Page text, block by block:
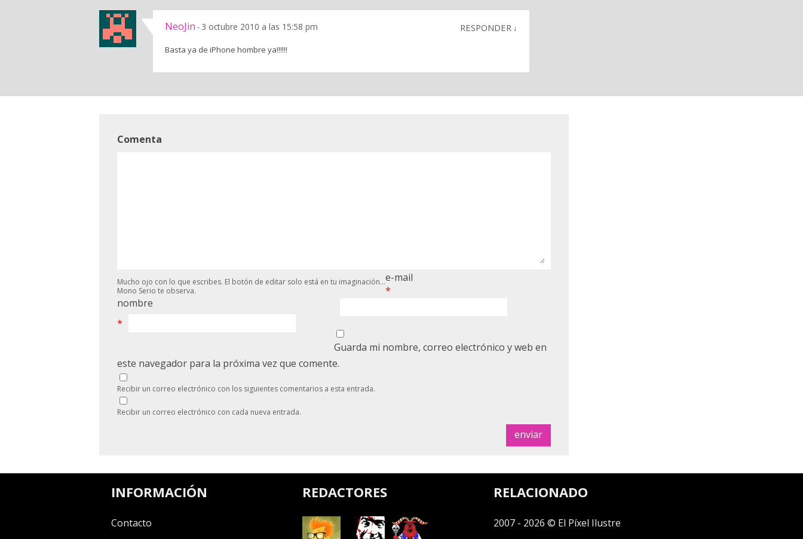
NeoJin - 3 octubre 2010 a las 15:58 pm RESPONDER ↓
Basta ya de iPhone hombre ya!!!!!!
Comenta
Mucho ojo con lo que escribes. El botón de editar solo está en tu imaginación...
Mono Serio te observa.
nombre
*
e-mail
*
Guarda mi nombre, correo electrónico y web en
este navegador para la próxima vez que comente.
Recibir un correo electrónico con los siguientes comentarios a esta entrada.
Recibir un correo electrónico con cada nueva entrada.
INFORMACIÓN
Contacto
REDACTORES RELACIONADO
2007 - 2026 © El Píxel Ilustre